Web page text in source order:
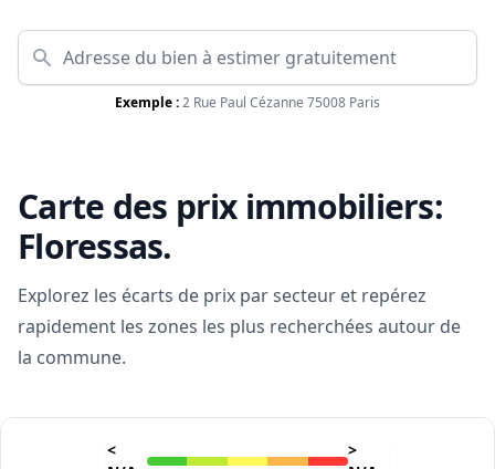
Exemple :2 Rue Paul Cézanne 75008 Paris
Carte des prix immobiliers:
Floressas.
Explorez les écarts de prix par secteur et repérez
rapidement les zones les plus recherchées autour de
la commune.
<
>